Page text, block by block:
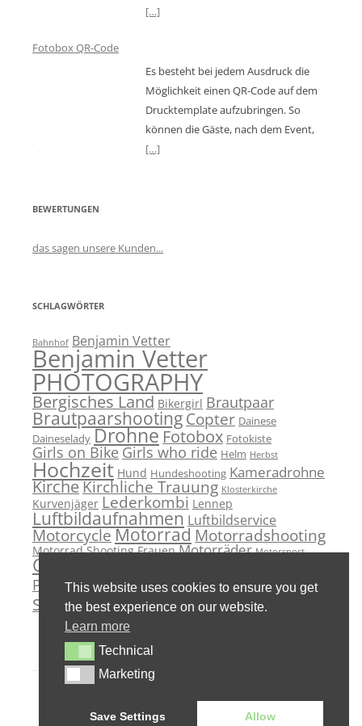
[…]
Fotobox QR-Code
Es besteht bei jedem Ausdruck die
Möglichkeit einen QR-Code auf dem
Drucktemplate aufzubringen. So
können die Gäste, nach dem Event,
[…]
BEWERTUNGEN
das sagen unsere Kunden...
SCHLAGWÖRTER
Bahnhof Benjamin Vetter
Benjamin Vetter
PHOTOGRAPHY
Bergisches Land Bikergirl Brautpaar
BrautpaarshootingCopter Dainese
Daineselady Drohne Fotobox Fotokiste
Girls on BikeGirls who ride Helm Herbst
Hochzeit Hund Hundeshooting Kameradrohne
KircheKirchliche Trauung Klosterkirche
Kurvenjäger Lederkombi Lennep
Luftbildaufnahmen Luftbildservice
MotorcycleMotorrad Motorradshooting
Motorrad Shooting Frauen Motorräder Motorsport
Outdoor
Portrait Remscheid Sportbike Standesamt
Studio Superbike Wedding
| Impressum |Login| AGB | G+ |
Facebook | Datenschutz
This website uses cookies to ensure you get
the best experience on our website.
Learn more
TechnicalTechnical
MarketingMarketing
Save Settings Allow